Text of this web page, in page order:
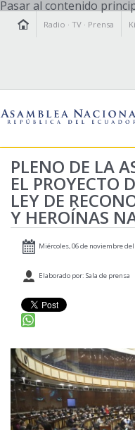
Pasar al contenido
Radio ·TV · Prensa
LA ASAMBLEA
LEGISLAMOS
FISCALIZAMOS
TRANSPARENCIA
PARTICIPACIÓN
RELACIONES INTERNACIONALES
AGENDA
PLENO DE LA
EL PROYECTO
LEY DE
Y HEROÍNAS
Miércoles, 06 de noviembre del
Elaborado por: Sala de prensa